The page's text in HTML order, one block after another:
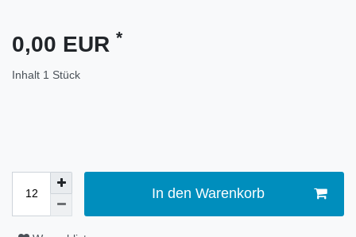
0,00 EUR *
Inhalt 1 Stück
In den Warenkorb